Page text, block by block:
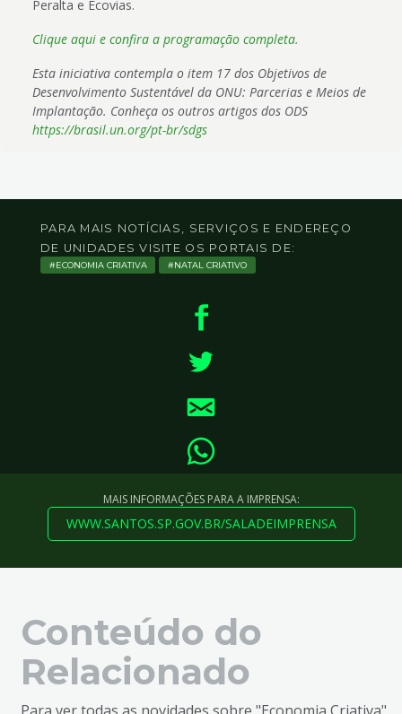
Peralta e Ecovias.
Clique aqui e confira a programação completa.
Esta iniciativa contempla o item 17 dos Objetivos de
Desenvolvimento Sustentável da ONU: Parcerias e Meios de
Implantação. Conheça os outros artigos dos ODS
https://brasil.un.org/pt-br/sdgs
PARA MAIS NOTÍCIAS, SERVIÇOS E ENDEREÇO
DE UNIDADES VISITE OS PORTAIS DE:
ECONOMIA CRIATIVA NATAL CRIATIVO
MAIS INFORMAÇÕES PARA A IMPRENSA:
WWW.SANTOS.SP.GOV.BR/SALADEIMPRENSA
Conteúdo do
Relacionado
Para ver todas as novidades sobre "Economia Criativa"